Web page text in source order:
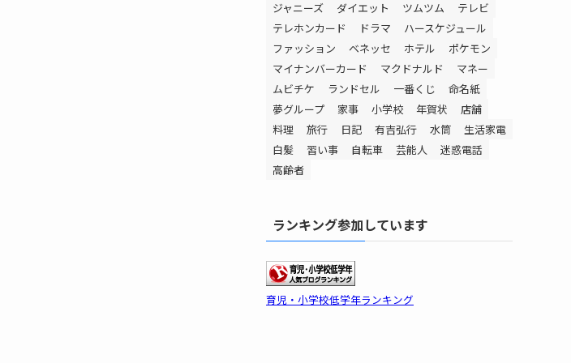
ジャニーズ ダイエット ツムツム
テレビ
テレホンカード
ドラマ
ハースケジュール
ファッション
ベネッセ ホテル
ポケモン
マイナンバーカード
マクドナルド
マネー
ムビチケ
ランドセル 一番くじ
命名紙
夢グループ
家事 小学校 年賀状
店舗
料理
旅行 日記 有吉弘行 水筒
生活家電
白髪
習い事 自転車 芸能人
迷惑電話
高齢者
ランキング参加しています
育児・小学校低学年ランキング